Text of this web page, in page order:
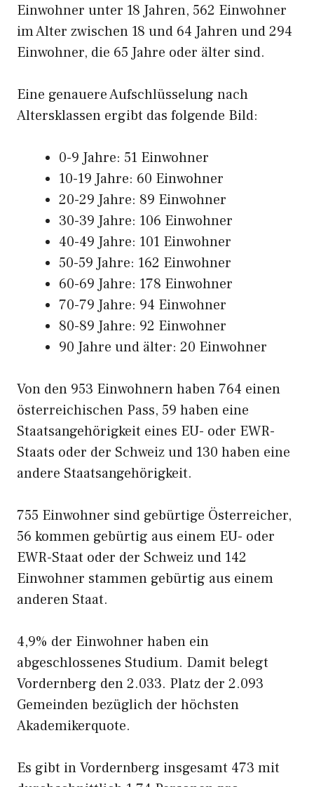
Einwohner unter 18 Jahren, 562 Einwohner
im Alter zwischen 18 und 64 Jahren und 294
Einwohner, die 65 Jahre oder älter sind.
Eine genauere Aufschlüsselung nach
Altersklassen ergibt das folgende Bild:
0-9 Jahre: 51 Einwohner
10-19 Jahre: 60 Einwohner
20-29 Jahre: 89 Einwohner
30-39 Jahre: 106 Einwohner
40-49 Jahre: 101 Einwohner
50-59 Jahre: 162 Einwohner
60-69 Jahre: 178 Einwohner
70-79 Jahre: 94 Einwohner
80-89 Jahre: 92 Einwohner
90 Jahre und älter: 20 Einwohner
Von den 953 Einwohnern haben 764 einen
österreichischen Pass, 59 haben eine
Staatsangehörigkeit eines EU- oder EWR-
Staats oder der Schweiz und 130 haben eine
andere Staatsangehörigkeit.
755 Einwohner sind gebürtige Österreicher,
56 kommen gebürtig aus einem EU- oder
EWR-Staat oder der Schweiz und 142
Einwohner stammen gebürtig aus einem
anderen Staat.
4,9% der Einwohner haben ein
abgeschlossenes Studium. Damit belegt
Vordernberg den 2.033. Platz der 2.093
Gemeinden bezüglich der höchsten
Akademikerquote.
Es gibt in Vordernberg insgesamt 473 mit